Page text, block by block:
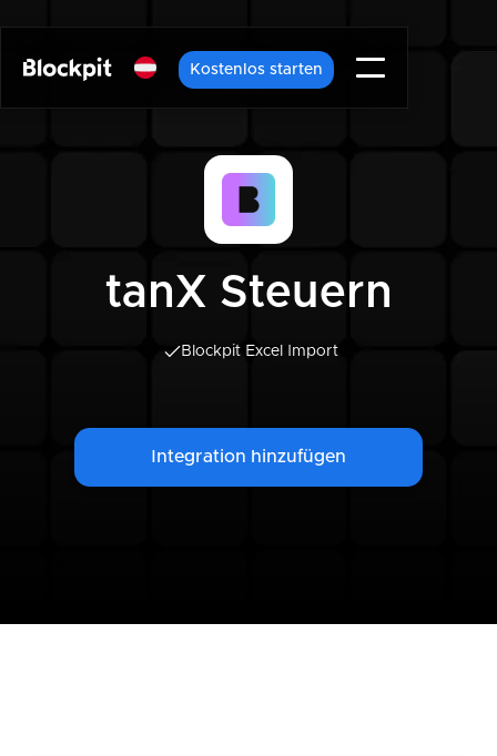
Kostenlos starten
tanX Steuern
Blockpit Excel Import
Integration hinzufügen